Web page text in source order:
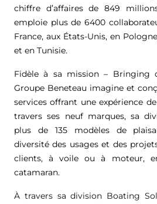
chiffre d’affaires de 849
emploie plus de 6400
France, aux États-Unis, en
et en Tunisie.
Fidèle à sa mission – Bringing
Groupe Beneteau imagine et
services offrant une expérience
travers ses neuf marques, sa
plus de 135 modèles de
diversité des usages et des
clients, à voile ou à moteur,
catamaran.
À travers sa division Boating